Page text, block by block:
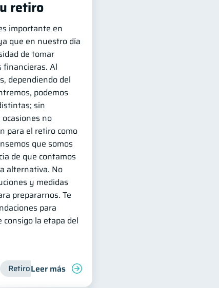
Doble sueldo
retiro
importante en
que en nuestro día
de tomar
financieras. Al
dependiendo del
podemos
sin
no
para el retiro como
que somos
de que contamos
alternativa. No
y medidas
prepararnos. Te
para
la etapa del
Retiro Cuenta Abandonada
Leer más